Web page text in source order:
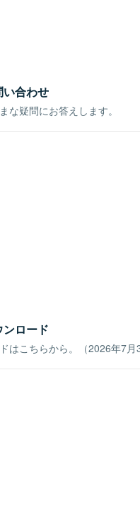
い合わせ
な疑問にお答えします。
ロード
はこちらから。（2026年7月